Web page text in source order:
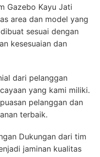
Gazebo Kayu Jati
area dan model yang
sesuai dengan
kesesuaian dan
dari pelanggan
yang kami miliki.
pelanggan dan
terbaik.
Dukungan dari tim
jaminan kualitas